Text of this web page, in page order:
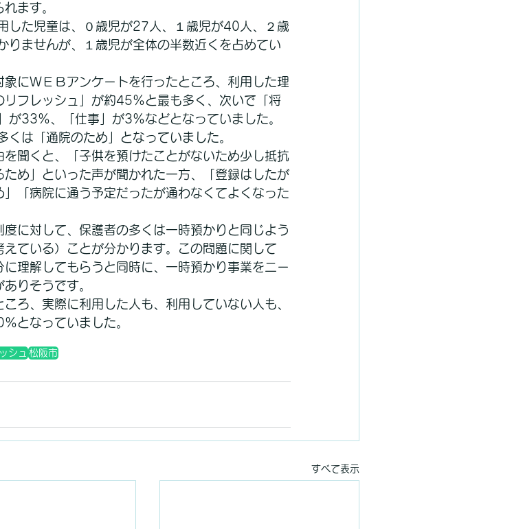
ます。
た児童は、０歳児が27人、１歳児が40人、２歳
りませんが、１歳児が全体の半数近くを占めてい
にＷＥＢアンケートを行ったところ、利用した理
フレッシュ」が約45％と最も多く、次いで「将
33％、「仕事」が3％などとなっていました。
くは「通院のため」となっていました。
聞くと、「子供を預けたことがないため少し抵抗
め」といった声が聞かれた一方、「登録はしたが
「病院に通う予定だったが通わなくてよくなった
に対して、保護者の多くは一時預かりと同じよう
ている）ことが分かります。この問題に関して
理解してもらうと同時に、一時預かり事業をニー
りそうです。
ろ、実際に利用した人も、利用していない人も、
となっていました。
シュ 松阪市
すべて表示